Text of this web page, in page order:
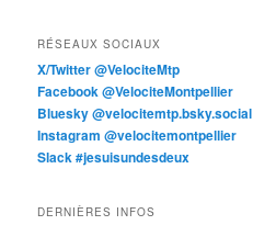
RÉSEAUX SOCIAUX
X/Twitter @VelociteMtp
Facebook @VelociteMontpellier
Bluesky @velocitemtp.bsky.social
Instagram @velocitemontpellier
Slack #jesuisundesdeux
DERNIÈRES INFOS